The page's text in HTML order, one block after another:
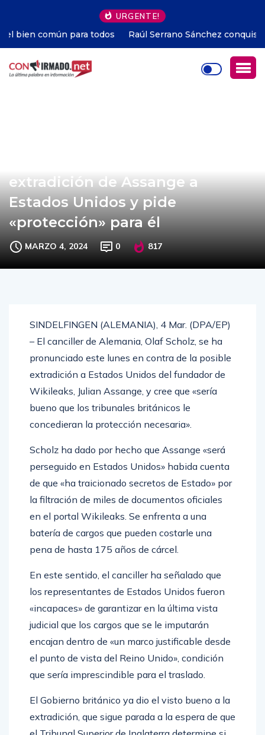
URGENTE!
Raúl Serrano Sánchez conquista el Premio Miguel Riofrío
2026 con una novela que retrata el pulso social del
Scholz critica la posible
extradición de Assange a
Estados Unidos y pide
«protección» para él
MARZO 4, 2024 0 817
SINDELFINGEN (ALEMANIA), 4 Mar. (DPA/EP)
– El canciller de Alemania, Olaf Scholz, se ha
extradición a Estados Unidos del fundador de
Wikileaks, Julian Assange, y cree que «sería
bueno que los tribunales británicos le
concedieran la protección necesaria».
Scholz ha dado por hecho que Assange «será
perseguido en Estados Unidos» habida cuenta
la filtración de miles de documentos oficiales
en el portal Wikileaks. Se enfrenta a una
batería de cargos que pueden costarle una
pena de hasta 175 años de cárcel.
En este sentido, el canciller ha señalado que
los representantes de Estados Unidos fueron
«incapaces» de garantizar en la última vista
judicial que los cargos que se le imputarán
encajan dentro de «un marco justificable desde
el punto de vista del Reino Unido», condición
que sería imprescindible para el traslado.
El Gobierno británico ya dio el visto bueno a la